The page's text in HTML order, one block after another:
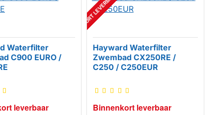
leverbaar
Waterfilter
C900 EURO /
BINNENKORT LEVERBAAR
Binnenkort leverbaar
Hayward Waterfilter
Zwembad CX250RE /
C250 / C250EUR